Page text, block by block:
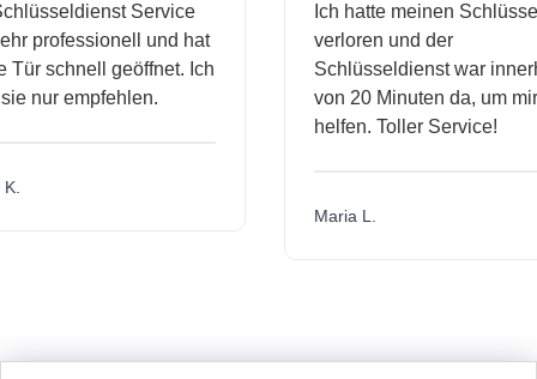
Service
professionell und hat
schnell geöffnet. Ich
nur empfehlen.
Ich hatte meinen Schlüssel
verloren und der
Schlüsseldienst war
von 20 Minuten da, um mir
helfen. Toller Service!
Maria L.